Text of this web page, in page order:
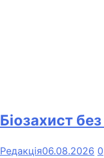
Біозахист
Редакція06.08.2026 0